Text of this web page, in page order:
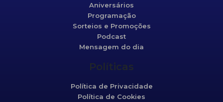
Aniversários
Programação
Sorteios e Promoções
Podcast
Mensagem do dia
Políticas
Política de Privacidade
Política de Cookies